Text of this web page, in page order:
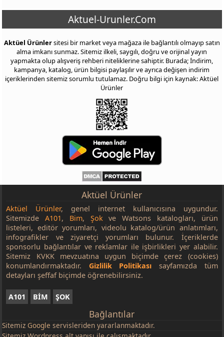
Aktuel-Urunler.Com
Aktüel Ürünlersitesi bir market veya mağaza ile bağlantılı olmayıp satın
alma imkanı sunmaz. Sitemiz ilkeli, saygılı, doğru ve orijinal yayın
yapmakta olup alışveriş rehberi niteliklerine sahiptir. Burada; İndirim,
kampanya, katalog, ürün bilgisi paylaşılır ve ayrıca değişen indirim
içeriklerinden sitemiz sorumlu tutulamaz. Doğru bilgi için kaynak: Aktüel
Ürünler
Aktüel Ürünler
Aktüel Ürünler, genel internet kullanıcısına uygundur.
SitemizdeA101, Bim, Şokve Watsons katalogları, ürün
listeleri, editör yorumları, videolu katalog/ürün anlatımları,
infografikler ve ziyaretçi yorumları bulunur. İçeriklerde
sponsorlu bağlantılar ve reklamlar ile işbirlikleri yer alabilir.
Sitemiz KVKK mevzuatına uygun biçimde çerez (cookies)
konumlandırmaktadır. Gizlilik Politikası sayfamızda tüm
detayları şeffaf biçimde öğrenebilirsiniz.
A101 BİM ŞOK
Bağlantılar
Sitemiz Google servisleriden yararlanmaktadır.